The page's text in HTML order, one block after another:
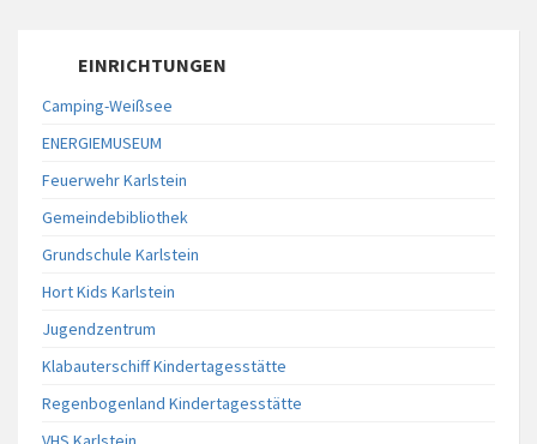
EINRICHTUNGEN
Camping-Weißsee
ENERGIEMUSEUM
Feuerwehr Karlstein
Gemeindebibliothek
Grundschule Karlstein
Hort Kids Karlstein
Jugendzentrum
Klabauterschiff Kindertagesstätte
Regenbogenland Kindertagesstätte